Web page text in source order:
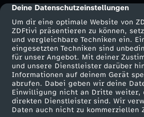
cmp-dialog-description
Deine Datenschutzeinstellungen
Um dir eine optimale Website von
ZDFtivi präsentieren zu können,
und vergleichbare Techniken ein.
eingesetzten Techniken sind
für unser Angebot. Mit deiner
und unsere Dienstleister darüber
Informationen auf deinem Gerät
abrufen. Dabei geben wir deine
Einwilligung nicht an Dritte weiter,
direkten Dienstleister sind. Wir
Daten auch nicht zu kommerziellen
d
E
n
t
t
Mehr ZDF
ZDF-Apps
Smart TV
ZDFtext
Service
Kontakt
Tickets